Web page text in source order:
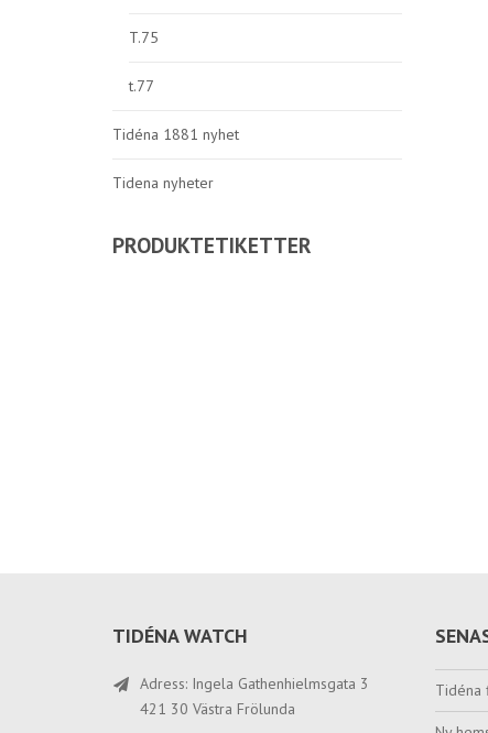
T.75
t.77
Tidéna 1881 nyhet
Tidena nyheter
PRODUKTETIKETTER
TIDÉNA WATCH
Adress: Ingela Gathenhielmsgata 3
421 30 Västra Frölunda
Tidéna